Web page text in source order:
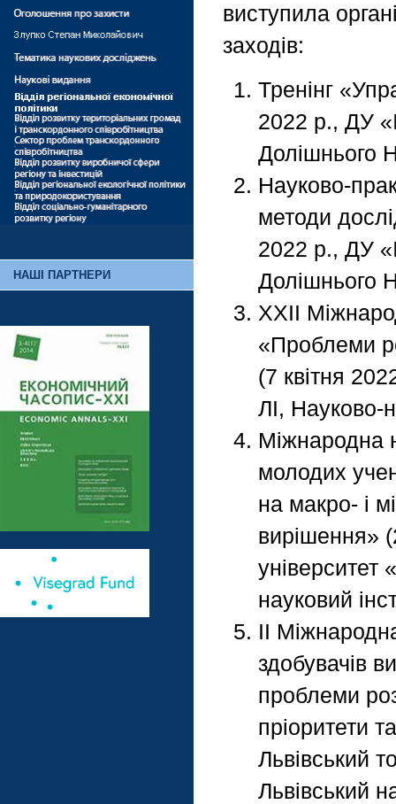
НАШІ ПАРТНЕРИ
виступила
заходів:
Тренінг
2022 р., ДУ
Долішнього
Науково-
методи
2022 р., ДУ
Долішнього
ХХІІ
«Проблеми
(7 квітня
ЛІ,
Міжнародна
молодих
на макро- і
вирішення»
університет
науковий
ІІ
здобувачів
проблеми
пріоритети
Львівський
Львівський